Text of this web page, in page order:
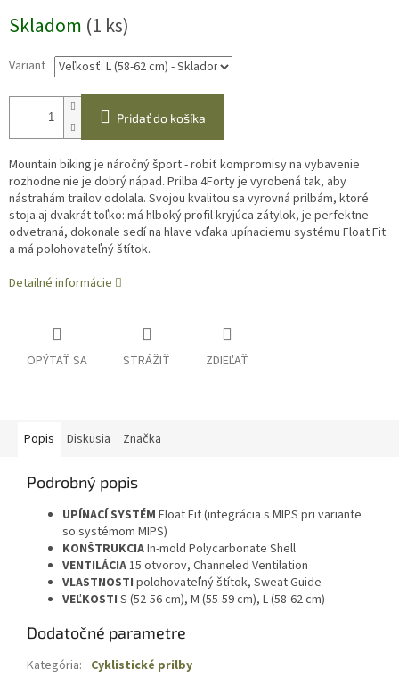
cena:
Skladom (1 ks)
Variant
Pridať do košíka
Mountain biking je náročný šport - robiť kompromisy na vybavenie
rozhodne nie je dobrý nápad. Prilba 4Forty je vyrobená tak, aby
nástrahám trailov odolala. Svojou kvalitou sa vyrovná prilbám, ktoré
stoja aj dvakrát toľko: má hlboký profil kryjúca zátylok, je perfektne
odvetraná, dokonale sedí na hlave vďaka upínaciemu systému Float Fit
a má polohovateľný štítok.
Detailné informácie
OPÝTAŤ SA STRÁŽIŤ ZDIEĽAŤ
Popis Diskusia Značka
Podrobný popis
UPÍNACÍ SYSTÉM Float Fit (integrácia s MIPS pri variante
so systémom MIPS)
KONŠTRUKCIAIn-mold Polycarbonate Shell
VENTILÁCIA15 otvorov, Channeled Ventilation
VLASTNOSTI polohovateľný štítok, Sweat Guide
VEĽKOSTI S (52-56 cm), M (55-59 cm), L (58-62 cm)
Dodatočné parametre
Kategória: Cyklistické prilby